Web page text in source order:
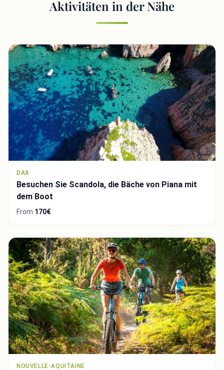
Aktivitäten in der Nähe
DAX
Besuchen Sie Scandola, die Bäche von Piana mit
dem Boot
From 170€
NOUVELLE-AQUITAINE